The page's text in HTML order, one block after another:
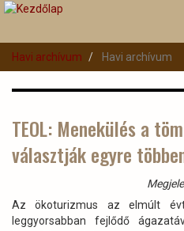
Ugrás
Havi archívum
Havi archívum
TEOL: Menekülés a
választják egyre
Az ökoturizmus az elmúlt
leggyorsabban fejlődő